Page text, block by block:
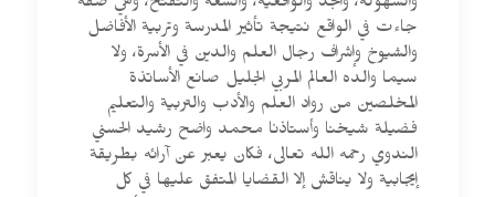
والسهولة، والجد والواقعية، والسعة والتفتح، وهي صفة
جاءت في الواقع نتيجة تأثير المدرسة وتربية الأفاضل
والشيوخ وإشراف رجال العلم والدين في الأسرة، ولا
سيما والده العالم المربي الجليل صانع الأساتذة
المخلصين من رواد العلم والأدب والتربية والتعليم
فضيلة شيخنا وأستاذنا محمد واضح رشيد الحسني
الندوي رحمه الله تعالى، فكان يعبر عن آرائه بطريقة
إيجابية ولا يناقش إلا القضايا المتفق عليها في كل